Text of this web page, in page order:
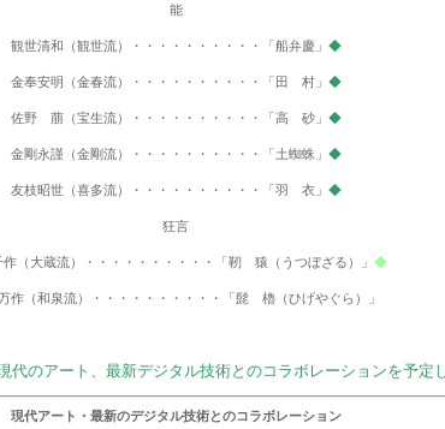
能
観世清和（観世流）・・・・・・・・・・「船弁慶」 ◆
金奉安明（金春流）・・・・・・・・・・「田 村」 ◆
佐野 萠（宝生流）・・・・・・・・・・「高 砂」 ◆
金剛永謹（金剛流）・・・・・・・・・・「土蜘蛛」 ◆
友枝昭世（喜多流）・・・・・・・・・・「羽 衣」 ◆
狂言
作（大蔵流）・・・・・・・・・・「靭 猿（うつぼざる）」 ◆
作（和泉流）・・・・・・・・・・「髭 櫓（ひげやぐら）」
のアート、最新デジタル技術とのコラボレーションを予定
現代アート・最新のデジタル技術とのコラボレーション